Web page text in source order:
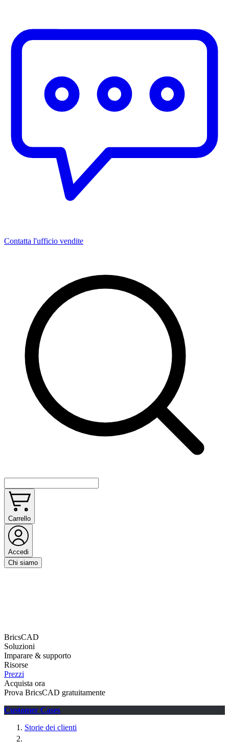
Contatta l'ufficio vendite
Carrello
Accedi
Chi siamo
BricsCAD
Soluzioni
Imparare & supporto
Risorse
Prezzi
Acquista ora
Prova BricsCAD gratuitamente
Customer Cases
Storie dei clienti